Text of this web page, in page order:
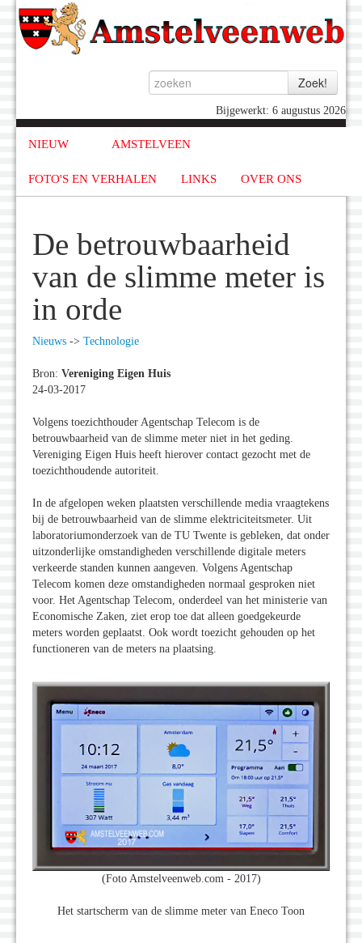
Bijgewerkt: 6 augustus 2026
NIEUW AMSTELVEEN
FOTO'S EN VERHALEN LINKS OVER ONS
De betrouwbaarheid
van de slimme meter is
in orde
Nieuws -> Technologie
Bron: Vereniging Eigen Huis
24-03-2017
Volgens toezichthouder Agentschap Telecom is de
betrouwbaarheid van de slimme meter niet in het geding.
Vereniging Eigen Huis heeft hierover contact gezocht met de
toezichthoudende autoriteit.
In de afgelopen weken plaatsten verschillende media vraagtekens
bij de betrouwbaarheid van de slimme elektriciteitsmeter. Uit
laboratoriumonderzoek van de TU Twente is gebleken, dat onder
uitzonderlijke omstandigheden verschillende digitale meters
verkeerde standen kunnen aangeven. Volgens Agentschap
Telecom komen deze omstandigheden normaal gesproken niet
voor. Het Agentschap Telecom, onderdeel van het ministerie van
Economische Zaken, ziet erop toe dat alleen goedgekeurde
meters worden geplaatst. Ook wordt toezicht gehouden op het
functioneren van de meters na plaatsing.
(Foto Amstelveenweb.com - 2017)
Het startscherm van de slimme meter van Eneco Toon